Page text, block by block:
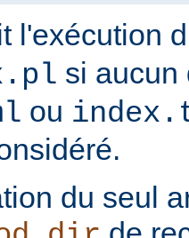
l'exécution
si aucun
ou
du seul